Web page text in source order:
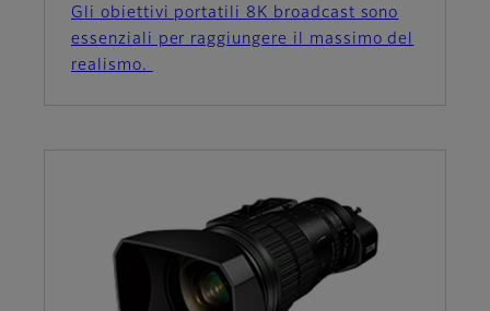
Gli obiettivi portatili 8K broadcast sono
essenziali per raggiungere il massimo del
realismo.